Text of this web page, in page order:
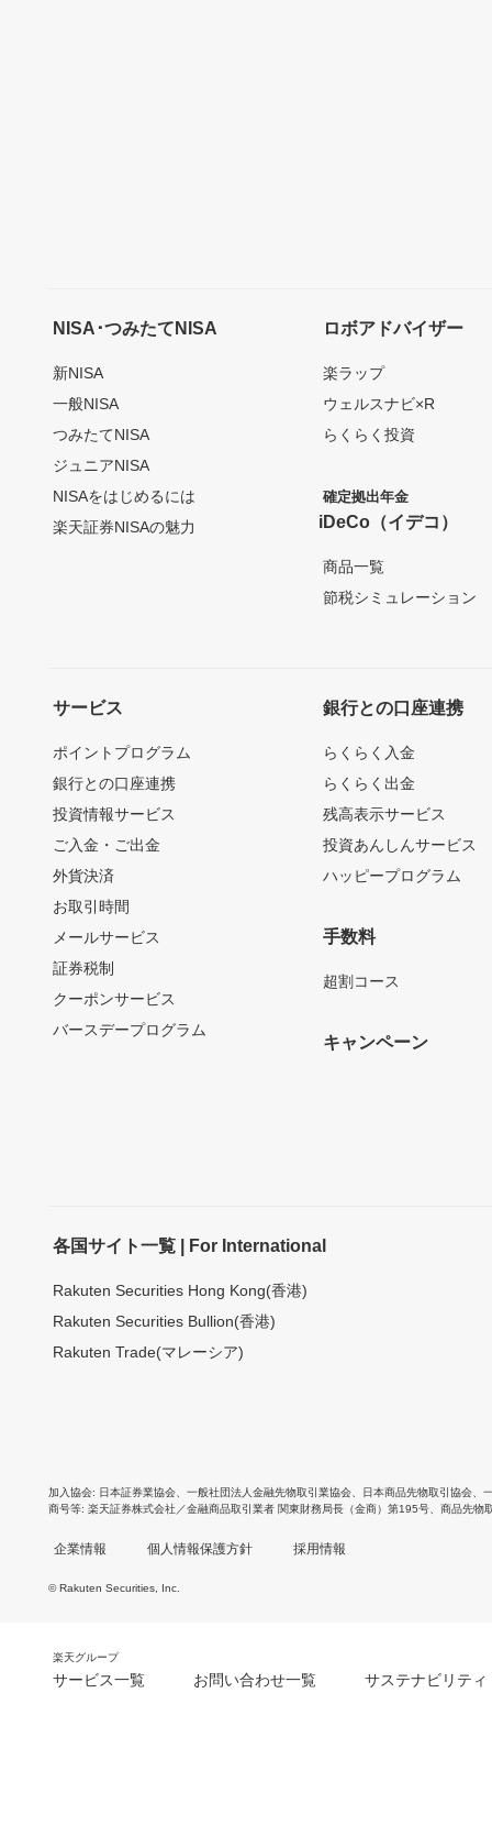
NISA･つみたてNISA
新NISA
一般NISA
つみたてNISA
ジュニアNISA
NISAをはじめるには
楽天証券NISAの魅力
ロボアドバイザー
楽ラップ
ウェルスナビ×R
らくらく投資
確定拠出年金
iDeCo（イデコ）
商品一覧
節税シミュレーション
サービス
ポイントプログラム
銀行との口座連携
投資情報サービス
ご入金・ご出金
外貨決済
お取引時間
メールサービス
証券税制
クーポンサービス
バースデープログラム
銀行との口座連携
らくらく入金
らくらく出金
残高表示サービス
投資あんしんサービス
ハッピープログラム
手数料
超割コース
キャンペーン
各国サイト一覧 | For International
Rakuten Securities Hong Kong(香港)
Rakuten Securities Bullion(香港)
Rakuten Trade(マレーシア)
加入協会 日本証券業協会 一般社団法人金融先物取引業協会 日本商品先物取引協会
商号等 楽天証券株式会社／金融商品取引業者 関東財務局長（金商）第195号、商品先物
企業情報 個人情報保護方針 採用情報
© Rakuten Securities, Inc.
楽天グループ
サービス一覧 お問い合わせ一覧 サステナビリティ